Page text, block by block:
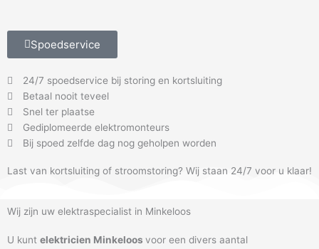
Spoedservice
24/7 spoedservice bij storing en kortsluiting
Betaal nooit teveel
Snel ter plaatse
Gediplomeerde elektromonteurs
Bij spoed zelfde dag nog geholpen worden
Last van kortsluiting of stroomstoring? Wij staan 24/7 voor u klaar!
Wij zijn uw elektraspecialist in Minkeloos
U kunt elektricien Minkeloos voor een divers aantal